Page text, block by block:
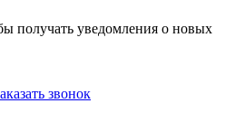
получать уведомления о новых
звонок